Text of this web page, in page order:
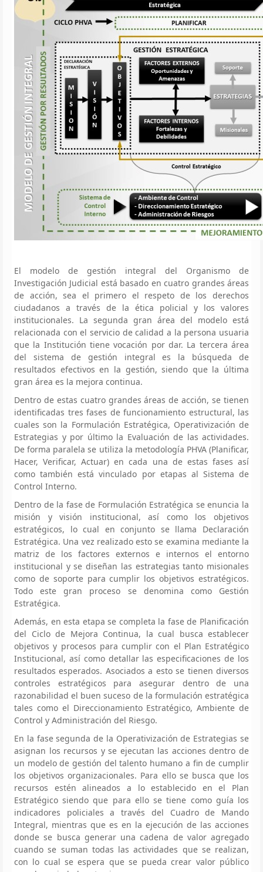
El modelo de gestión integral del Organismo de
Investigación Judicial está basado en cuatro grandes áreas
de acción, sea el primero el respeto de los derechos
ciudadanos a través de la ética policial y los valores
institucionales. La segunda gran área del modelo está
relacionada con el servicio de calidad a la persona usuaria
que la Institución tiene vocación por dar. La tercera área
del sistema de gestión integral es la búsqueda de
resultados efectivos en la gestión, siendo que la última
gran área es la mejora continua.
Dentro de estas cuatro grandes áreas de acción, se tienen
identificadas tres fases de funcionamiento estructural, las
cuales son la Formulación Estratégica, Operativización de
Estrategias y por último la Evaluación de las actividades.
De forma paralela se utiliza la metodología PHVA (Planificar,
Hacer, Verificar, Actuar) en cada una de estas fases así
como también está vinculado por etapas al Sistema de
Control Interno.
Dentro de la fase de Formulación Estratégica se enuncia la
misión y visión institucional, así como los objetivos
estratégicos, lo cual en conjunto se llama Declaración
Estratégica. Una vez realizado esto se examina mediante la
matriz de los factores externos e internos el entorno
institucional y se diseñan las estrategias tanto misionales
como de soporte para cumplir los objetivos estratégicos.
Todo este gran proceso se denomina como Gestión
Estratégica.
Además, en esta etapa se completa la fase de Planificación
del Ciclo de Mejora Continua, la cual busca establecer
objetivos y procesos para cumplir con el Plan Estratégico
Institucional, así como detallar las especificaciones de los
resultados esperados. Asociados a esto se tienen diversos
controles estratégicos para asegurar dentro de una
razonabilidad el buen suceso de la formulación estratégica
tales como el Direccionamiento Estratégico, Ambiente de
Control y Administración del Riesgo.
En la fase segunda de la Operativización de Estrategias se
asignan los recursos y se ejecutan las acciones dentro de
un modelo de gestión del talento humano a fin de cumplir
los objetivos organizacionales. Para ello se busca que los
recursos estén alineados a lo establecido en el Plan
Estratégico siendo que para ello se tiene como guía los
indicadores policiales a través del Cuadro de Mando
Integral, mientras que es en la ejecución de las acciones
donde se busca generar una cadena de valor agregado
cuando se suman todas las actividades que se realizan,
con lo cual se espera que se pueda crear valor público